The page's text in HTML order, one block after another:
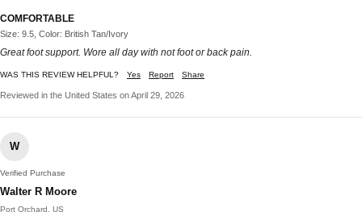
COMFORTABLE
Size: 9.5, Color: British Tan/Ivory
Great foot support. Wore all day with not foot or back pain.
WAS THIS REVIEW HELPFUL? Yes Report Share
Reviewed in the United States on April 29, 2026
W
Verified Purchase
Walter R Moore
Port Orchard, US